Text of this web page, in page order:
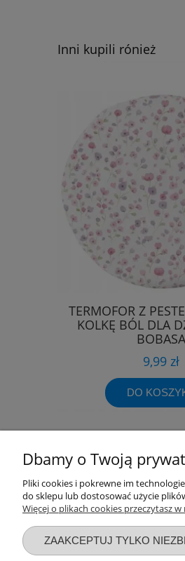
Inni kupili rónież
TERMOFOR Z
KOLKĘ BÓL DLA
BOBASA
9,99 zł
DO
Przydatne linki
Nowości
Promocje
Wyprawka dla noworodka
Dbamy o Twoją
Pliki cookies i pokrewne im
do sklepu lub dostosować użycie
Więcej o plikach cookies przeczytasz
ZAAKCEPTUJ TYLKO